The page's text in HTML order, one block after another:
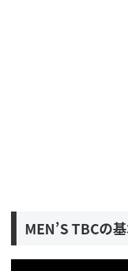
MEN’S TBCの